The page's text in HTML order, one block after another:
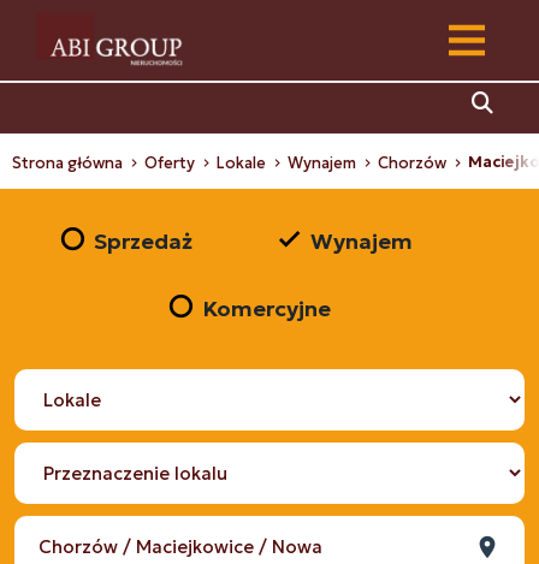
Strona główna Oferty Lokale Wynajem Chorzów
Sprzedaż Wynajem
Komercyjne